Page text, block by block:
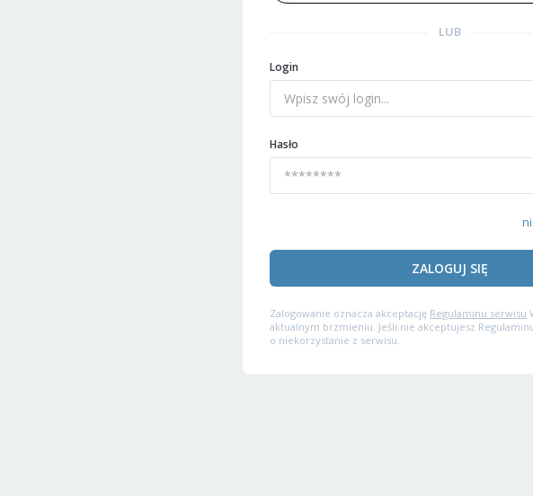
LUB
Login
Hasło
ZALOGUJ SIĘ
Zalogowanie oznacza akceptację Regulaminu serwisu
aktualnym brzmieniu. Jeśli nie akceptujesz
o niekorzystanie z serwisu.